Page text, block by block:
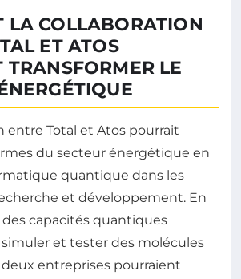
LA COLLABORATION
ET ATOS
TRANSFORMER LE
entre Total et Atos pourrait
du secteur énergétique en
quantique dans les
et développement. En
des capacités quantiques
et tester des molécules
entreprises pourraient